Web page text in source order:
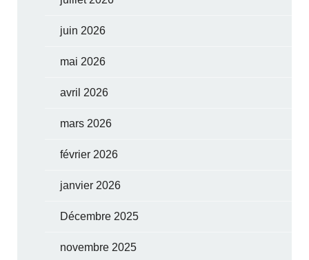
juin 2026
mai 2026
avril 2026
mars 2026
février 2026
janvier 2026
Décembre 2025
novembre 2025